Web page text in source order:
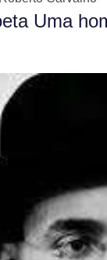
Uma